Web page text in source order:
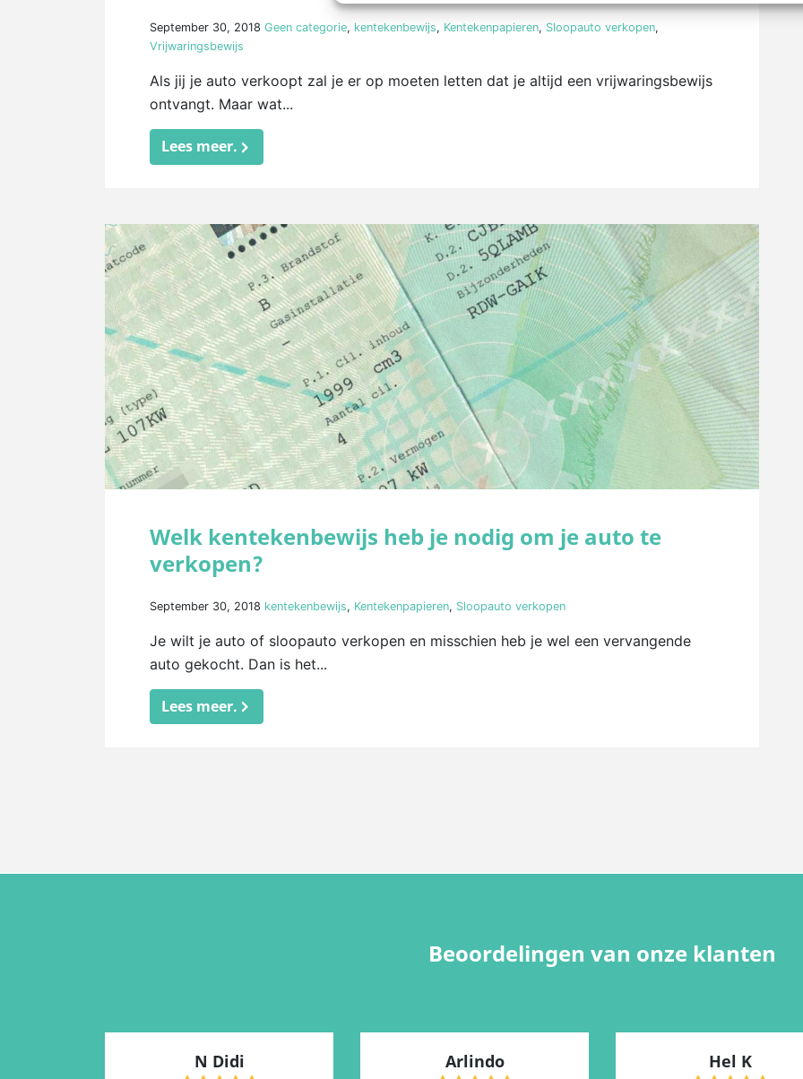
September 30, 2018 Geen categorie, kentekenbewijs, Kentekenpapieren, Sloopauto verkopen,
Vrijwaringsbewijs
Als jij je auto verkoopt zal je er op moeten letten dat je altijd een vrijwaringsbewijs
ontvangt. Maar wat...
Lees meer.
Welk kentekenbewijs heb je nodig om je auto te
verkopen?
September 30, 2018 kentekenbewijs, Kentekenpapieren, Sloopauto verkopen
Je wilt je auto of sloopauto verkopen en misschien heb je wel een vervangende
auto gekocht. Dan is het...
Lees meer.
Beoordelingen van onze klanten
N Didi Arlindo Hel K